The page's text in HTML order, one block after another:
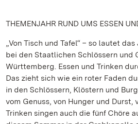
THEMENJAHR RUND UMS ESSEN
„Von Tisch und Tafel“ – so lautet
bei den Staatlichen Schlössern und
Württemberg. Essen und Trinken
Das zieht sich wie ein roter Faden
in den Schlössern, Klöstern und
vom Genuss, von Hunger und Durst,
Trinken singen auch die fünf Chöre